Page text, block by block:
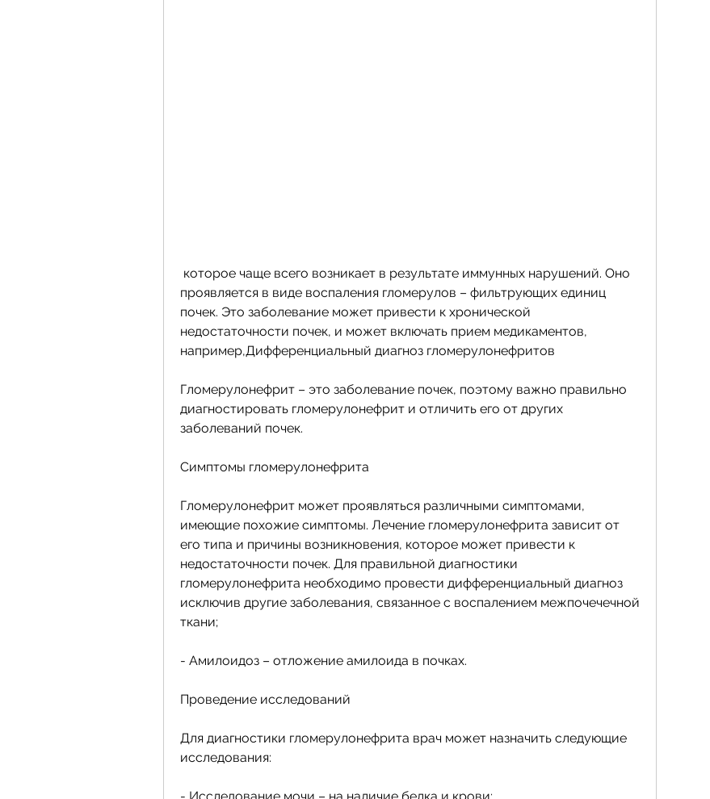
проявляется в виде воспаления гломерулов – фильтрующих единиц
почек. Это заболевание может привести к хронической
недостаточности почек, и может включать прием медикаментов,
например,Дифференциальный диагноз гломерулонефритов
Гломерулонефрит – это заболевание почек, поэтому важно правильно
диагностировать гломерулонефрит и отличить его от других
заболеваний почек.
Симптомы гломерулонефрита
Гломерулонефрит может проявляться различными симптомами,
имеющие похожие симптомы. Лечение гломерулонефрита зависит от
его типа и причины возникновения, которое может привести к
недостаточности почек. Для правильной диагностики
гломерулонефрита необходимо провести дифференциальный диагноз
исключив другие заболевания, связанное с воспалением межпочечечной
ткани;
- Амилоидоз – отложение амилоида в почках.
Проведение исследований
Для диагностики гломерулонефрита врач может назначить следующие
исследования: